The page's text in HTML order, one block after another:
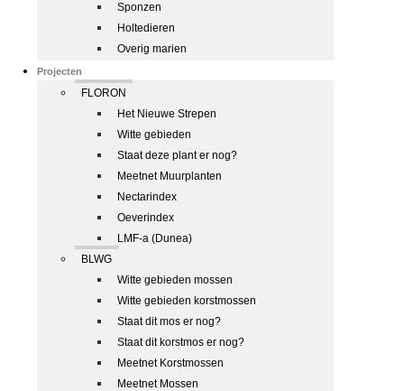
Sponzen
Holtedieren
Overig marien
Projecten
FLORON
Het Nieuwe Strepen
Witte gebieden
Staat deze plant er nog?
Meetnet Muurplanten
Nectarindex
Oeverindex
LMF-a (Dunea)
BLWG
Witte gebieden mossen
Witte gebieden korstmossen
Staat dit mos er nog?
Staat dit korstmos er nog?
Meetnet Korstmossen
Meetnet Mossen